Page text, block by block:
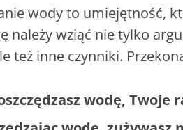
wody to umiejętność,
należy wziąć nie tylko
też inne czynniki.
wodę,